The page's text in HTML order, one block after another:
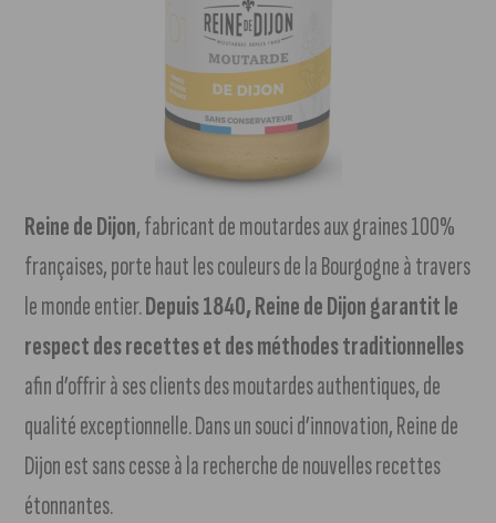
Reine de Dijon, fabricant de moutardes aux graines 100%
françaises, porte haut les couleurs de la Bourgogne à travers
le monde entier.Depuis 1840, Reine de Dijon garantit le
respect des recettes et des méthodes traditionnelles
afin d’offrir à ses clients des moutardes authentiques, de
qualité exceptionnelle. Dans un souci d’innovation, Reine de
Dijon est sans cesse à la recherche de nouvelles recettes
étonnantes.